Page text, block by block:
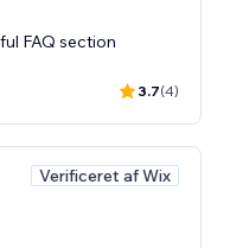
FAQ section
3.7(4)
Verificeret af Wix